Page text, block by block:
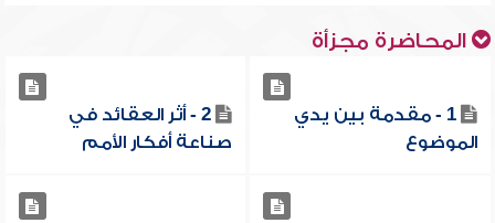
المحاضرة مجزأة
1 - مقدمة بين يدي
الموضوع
2 - أثر العقائد في
صناعة أفكار الأمم